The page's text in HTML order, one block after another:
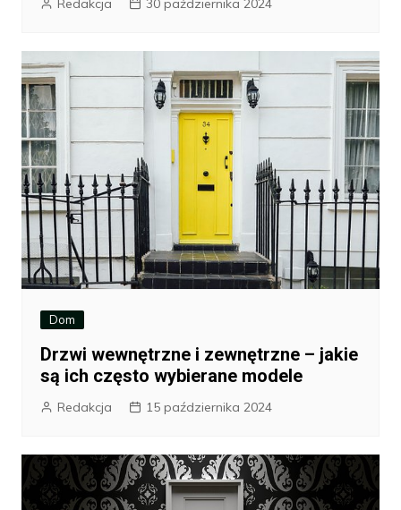
Redakcja 30 października 2024
Dom
Drzwi wewnętrzne i zewnętrzne – jakie
są ich często wybierane modele
Redakcja 15 października 2024